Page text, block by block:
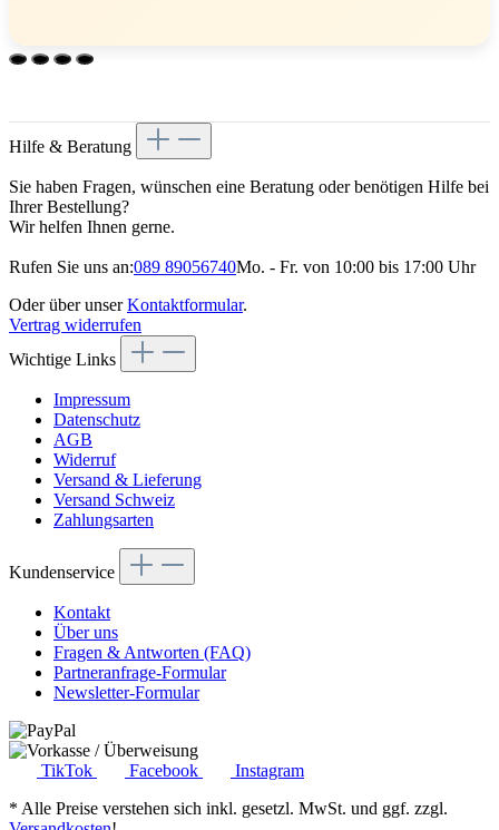
Hilfe & Beratung
Sie haben Fragen, wünschen eine Beratung oder benötigen Hilfe bei
Ihrer Bestellung?
Wir helfen Ihnen gerne.
Rufen Sie uns an:089 89056740Mo. - Fr. von 10:00 bis 17:00 Uhr
Oder über unserKontaktformular.
Vertrag widerrufen
Wichtige Links
Impressum
Datenschutz
AGB
Widerruf
Versand & Lieferung
Versand Schweiz
Zahlungsarten
Kundenservice
Kontakt
Über uns
Fragen & Antworten (FAQ)
Partneranfrage-Formular
Newsletter-Formular
TikTok Facebook
Instagram
* Alle Preise verstehen sich inkl. gesetzl. MwSt. und ggf. zzgl.